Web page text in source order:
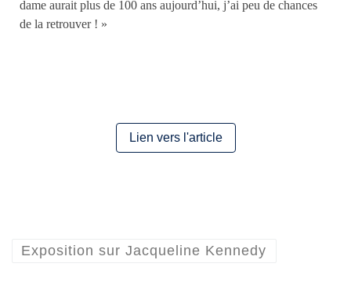
dame aurait plus de 100 ans aujourd’hui, j’ai peu de chances
de la retrouver ! »
Lien vers l'article
Exposition sur Jacqueline Kennedy